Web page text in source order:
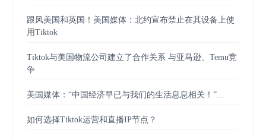
跟风美国和英国！美国媒体：北约宣布禁止在其设备上使
用Tiktok
Tiktok与美国物流公司建立了合作关系 与亚马逊、Temu竞
争
美国媒体：“中国经济早已与我们的生活息息相关！”...
如何选择Tiktok运营和直播IP节点？